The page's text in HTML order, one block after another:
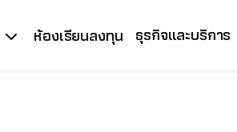
ห้องเรียนลงทุน ธุรกิจและบริการ